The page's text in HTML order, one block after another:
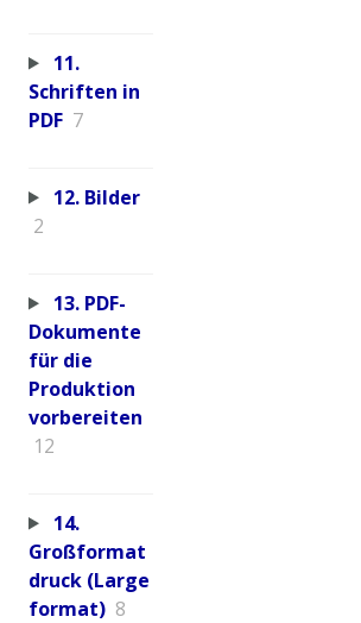
11.
Schriften in
PDF 7
12. Bilder
2
13. PDF-
Dokumente
für die
Produktion
vorbereiten
12
14.
Großformat
druck (Large
format) 8